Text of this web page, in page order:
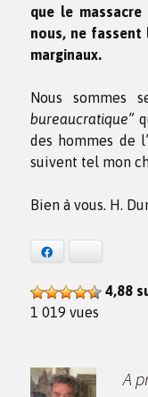
que le
nous, ne fassent
marginaux.
Nous sommes
bureaucratique”
des hommes de
suivent tel mon
Bien à vous. H.
4,88
1 019 vues
A